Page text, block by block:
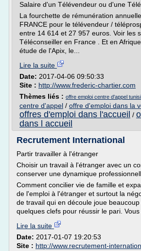
Salaire d'un Télévendeur ou d'une
La fourchette de rémunération
FRANCE pour le télévendeur /
entre 14 614 et 27 957 euros. Voir les
Téléconseiller en France . Et en
étude de l'Apix, le...
Lire la suite
Date: 2017-04-06 09:50:33
Site : http://www.frederic-chartier.com
Thèmes liés : offre emploi centre d'appel
centre d'appel / offre d'emploi dans la
offres d'emploi dans l'accueil /
dans l accueil
Recrutement International
Partir travailler à l'étranger
Choisir un travail à l'étranger avec un
conserver une dynamique
Comment concilier vie de famille et
de l'emploi à l'étranger et surtout la
de travail qui en découle joue
quelques clefs pour réussir le pari. Vous
Lire la suite
Date: 2017-01-07 19:20:53
Site : http://www.recrutement-